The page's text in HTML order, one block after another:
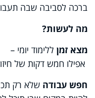
ברכה לסביבה שבה
מה לעשות?
מצא זמן ללימוד יומי –
אפילו חמש דקות של
חפש עבודה שלא רק